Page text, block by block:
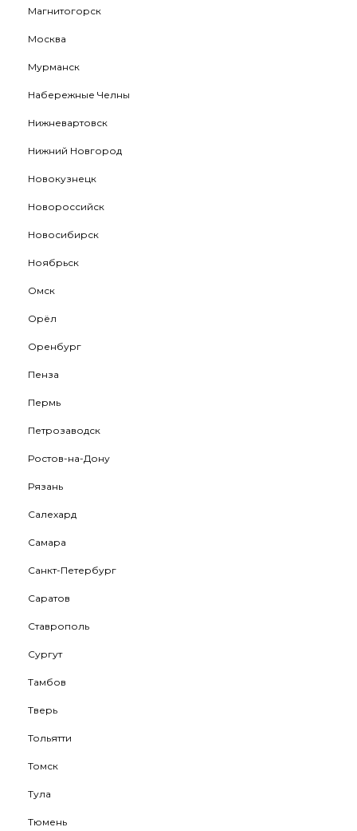
Магнитогорск
Москва
Мурманск
Набережные Челны
Нижневартовск
Нижний Новгород
Новокузнецк
Новороссийск
Новосибирск
Ноябрьск
Омск
Орёл
Оренбург
Пенза
Пермь
Петрозаводск
Ростов-на-Дону
Рязань
Салехард
Самара
Санкт-Петербург
Саратов
Ставрополь
Сургут
Тамбов
Тверь
Тольятти
Томск
Тула
Тюмень